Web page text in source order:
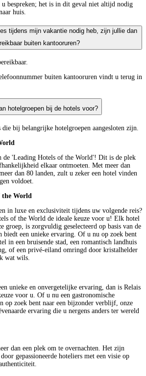
bespreken; het is in dit geval niet altijd nodig
huis.
tijdens mijn vakantie nodig heb, zijn jullie dan
buiten kantooruren?
buiten kantooruren vindt u terug in
hotelgroepen bij de hotels voor?
bij belangrijke hotelgroepen aangesloten zijn.
de 'Leading Hotels of the World'! Dit is de plek
elkaar ontmoeten. Met meer dan
dan 80 landen, zult u zeker een hotel vinden
voldoet.
World
in luxe en exclusiviteit tijdens uw volgende reis?
of the World de ideale keuze voor u! Elk hotel
groep, is zorgvuldig geselecteerd op basis van de
biedt een unieke ervaring. Of u nu op zoek bent
in een bruisende stad, een romantisch landhuis
of een privé-eiland omringd door kristalhelder
wat wils.
unieke en onvergetelijke ervaring, dan is Relais
voor u. Of u nu een gastronomische
op zoek bent naar een bijzonder verblijf, onze
ervaring die u nergens anders ter wereld
dan een plek om te overnachten. Het zijn
gepassioneerde hoteliers met een visie op